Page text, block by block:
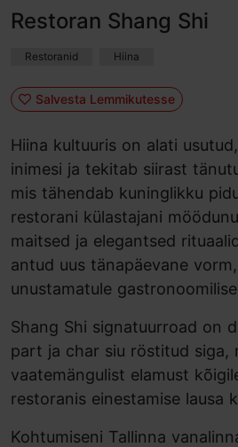
Restoran Shang Shi
Restoranid Hiina
Salvesta Lemmikutesse
Hiina kultuuris on alati
inimesi ja tekitab siirast
mis tähendab kuninglikku
restorani külastajani
maitsed ja elegantsed
antud uus tänapäevane
unustamatule
Shang Shi signatuurroad on
part ja char siu röstitud siga,
vaatemängulist elamust
restoranis einestamise lausa
Kohtumiseni Tallinna